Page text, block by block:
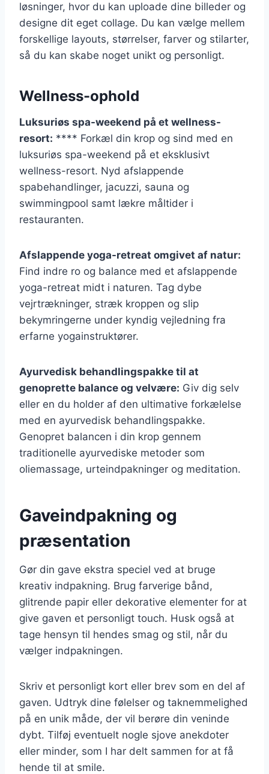
løsninger, hvor du kan uploade dine billeder og
designe dit eget collage. Du kan vælge mellem
forskellige layouts, størrelser, farver og stilarter,
så du kan skabe noget unikt og personligt.
Wellness-ophold
Luksuriøs spa-weekend på et wellness-
resort: **** Forkæl din krop og sind med en
luksuriøs spa-weekend på et eksklusivt
wellness-resort. Nyd afslappende
spabehandlinger, jacuzzi, sauna og
swimmingpool samt lækre måltider i
restauranten.
Afslappende yoga-retreat omgivet af natur:
Find indre ro og balance med et afslappende
yoga-retreat midt i naturen. Tag dybe
vejrtrækninger, stræk kroppen og slip
bekymringerne under kyndig vejledning fra
erfarne yogainstruktører.
Ayurvedisk behandlingspakke til at
genoprette balance og velvære: Giv dig selv
eller en du holder af den ultimative forkælelse
med en ayurvedisk behandlingspakke.
Genopret balancen i din krop gennem
traditionelle ayurvediske metoder som
oliemassage, urteindpakninger og meditation.
Gaveindpakning og
præsentation
Gør din gave ekstra speciel ved at bruge
kreativ indpakning. Brug farverige bånd,
glitrende papir eller dekorative elementer for at
give gaven et personligt touch. Husk også at
tage hensyn til hendes smag og stil, når du
vælger indpakningen.
Skriv et personligt kort eller brev som en del af
gaven. Udtryk dine følelser og taknemmelighed
på en unik måde, der vil berøre din veninde
dybt. Tilføj eventuelt nogle sjove anekdoter
eller minder, som I har delt sammen for at få
hende til at smile.